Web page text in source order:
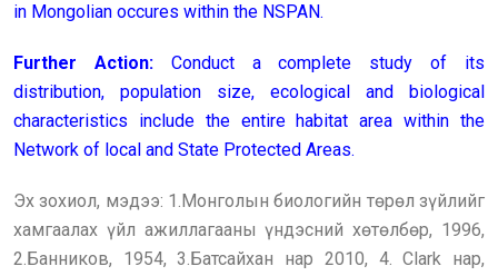
in Mongolian occures within the NSPAN.
Further Action:Conduct a complete study of its
distribution, population size, ecological and biological
characteristics include the entire habitat area within the
Network of local and State Protected Areas.
Эх зохиол, мэдээ: 1.Монголын биологийн төрөл зүйлийг
хамгаалах үйл ажиллагааны үндэсний хөтөлбөр, 1996,
2.Банников, 1954, 3.Батсайхан нар 2010, 4. Clark нар,